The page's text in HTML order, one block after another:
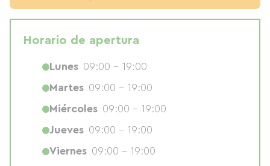
Horario de apertura
Lunes 09:00 - 19:00
Martes 09:00 - 19:00
Miércoles 09:00 - 19:00
Jueves 09:00 - 19:00
Viernes 09:00 - 19:00